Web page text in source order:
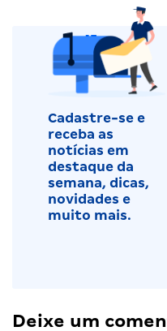
Cadastre-se e
receba as
notícias em
destaque da
semana, dicas,
novidades e
muito mais.
Deixe um